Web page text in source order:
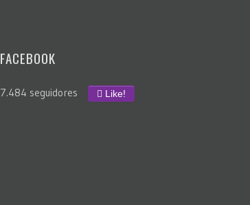
FACEBOOK
7.484 seguidores Like!